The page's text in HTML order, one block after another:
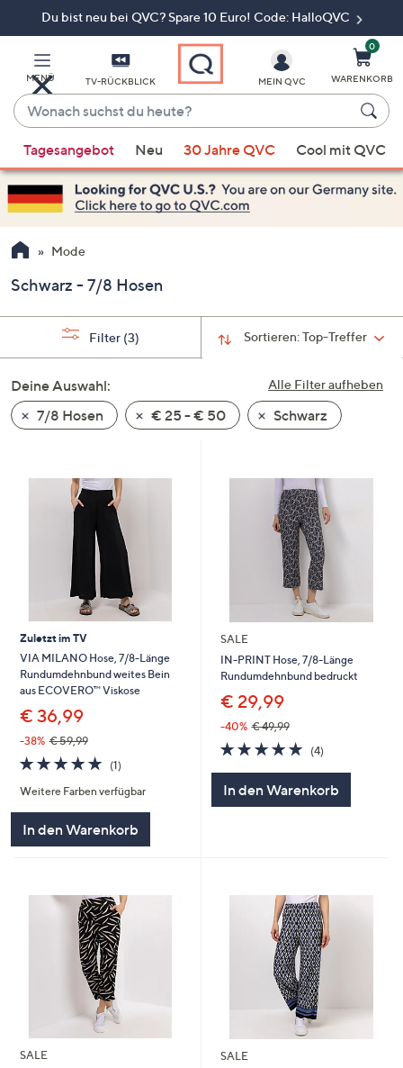
Du bist neu bei QVC? Spare 10 Euro! Code: HalloQVC
MENÜ TV-RÜCKBLICK
Wonach
suchst
du
heute?
Vorschläge
verfügbar
sind,
verwenden
Sie
Pfeiltasten
nach
und
nach
unten
oder
um
diese
anzuzeigen.
MEIN QVC
0
WARENKORB
Tagesangebot Neu 30 Jahre QVC Cool mit QVC
Mode
Schwarz - 7/8 Hosen
Sortieren:Top-Treffer
Filter (3)
Alle Filter aufheben
Deine Auswahl:
7/8 Hosen
€ 25 - € 50 Schwarz
Zuletzt im TV
VIA MILANO Hose, 7/8-Länge
Rundumdehnbund weites Bein
aus ECOVERO™ Viskose
€ 36,99
-38% € 59,99
5.0
von
5
(1)1
Weitere Farben verfügbar
In den Warenkorb
SALE
IN-PRINT Hose, 7/8-Länge
Rundumdehnbund bedruckt
€ 29,99
-40% € 49,99
4.8
von
(4)4
In den Warenkorb
SALE
SALE